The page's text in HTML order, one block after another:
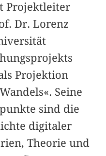
Projektleiter
Dr. Lorenz
Projektion
Seine
sind die
digitaler
Theorie und